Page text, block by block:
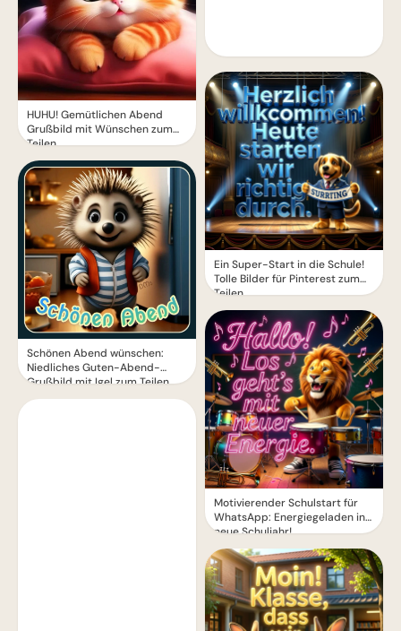
HUHU! Gemütlichen Abend
Grußbild mit Wünschen zum
Teilen
Schönen Abend wünschen:
Niedliches Guten-Abend-
Grußbild mit Igel zum Teilen
Ein Super-Start in die Schule!
Tolle Bilder für Pinterest zum
Teilen.
Motivierender Schulstart für
WhatsApp: Energiegeladen ins
neue Schuljahr!